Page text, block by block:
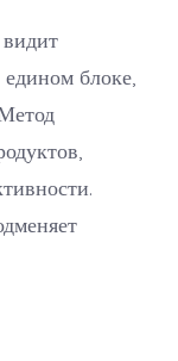
видит
блоке,